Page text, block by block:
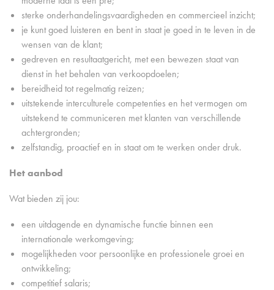
sterke onderhandelingsvaardigheden en commercieel inzicht;
je kunt goed luisteren en bent in staat je goed in te leven in de
wensen van de klant;
gedreven en resultaatgericht, met een bewezen staat van
dienst in het behalen van verkoopdoelen;
bereidheid tot regelmatig reizen;
uitstekende interculturele competenties en het vermogen om
uitstekend te communiceren met klanten van verschillende
achtergronden;
zelfstandig, proactief en in staat om te werken onder druk.
Het aanbod
Wat bieden zij jou:
een uitdagende en dynamische functie binnen een
internationale werkomgeving;
mogelijkheden voor persoonlijke en professionele groei en
ontwikkeling;
competitief salaris;